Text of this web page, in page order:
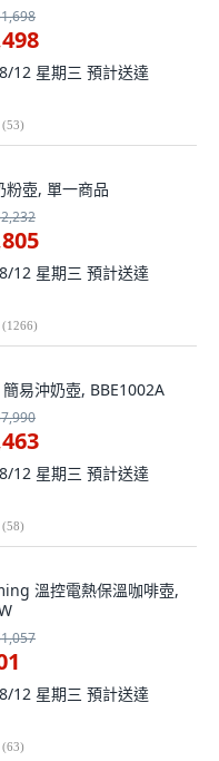
8/12 星期三 預計送達
(53)
壺, 單一商品
8/12 星期三 預計送達
(1266)
易沖奶壺, BBE1002A
8/12 星期三 預計送達
(58)
溫控電熱保溫咖啡壺,
8/12 星期三 預計送達
(63)